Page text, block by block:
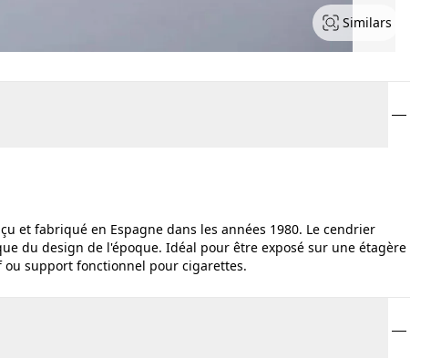
Similars
et fabriqué en Espagne dans les années 1980. Le cendrier
du design de l'époque. Idéal pour être exposé sur une étagère
support fonctionnel pour cigarettes.